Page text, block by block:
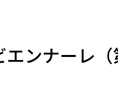
ンナーレ（